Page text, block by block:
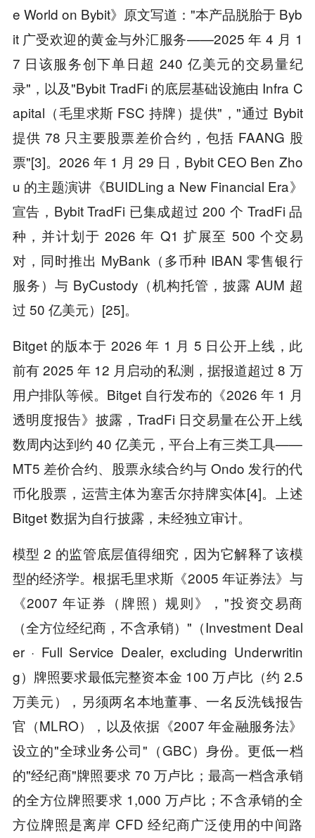
e World on Bybit》原文写道："本产品脱胎于 Byb
it 广受欢迎的黄金与外汇服务——2025 年 4 月 1
7 日该服务创下单日超 240 亿美元的交易量纪
录"，以及"Bybit TradFi 的底层基础设施由 Infra C
apital（毛里求斯 FSC 持牌）提供"，"通过 Bybit
提供 78 只主要股票差价合约，包括 FAANG 股
票"[3]。2026 年 1 月 29 日，Bybit CEO Ben Zho
u 的主题演讲《BUIDLing a New Financial Era》
宣告，Bybit TradFi 已集成超过 200 个 TradFi 品
种，并计划于 2026 年 Q1 扩展至 500 个交易
对，同时推出 MyBank（多币种 IBAN 零售银行
服务）与 ByCustody（机构托管，披露 AUM 超
过 50 亿美元）[25]。
Bitget 的版本于 2026 年 1 月 5 日公开上线，此
前有 2025 年 12 月启动的私测，据报道超过 8 万
用户排队等候。Bitget 自行发布的《2026 年 1 月
透明度报告》披露，TradFi 日交易量在公开上线
数周内达到约 40 亿美元，平台上有三类工具——
MT5 差价合约、股票永续合约与 Ondo 发行的代
币化股票，运营主体为塞舌尔持牌实体[4]。上述
Bitget 数据为自行披露，未经独立审计。
模型 2 的监管底层值得细究，因为它解释了该模
型的经济学。根据毛里求斯《2005 年证券法》与
《2007 年证券（牌照）规则》，"投资交易商
（全方位经纪商，不含承销）"（Investment Deal
er · Full Service Dealer, excluding Underwritin
g）牌照要求最低完整资本金 100 万卢比（约 2.5
万美元），另须两名本地董事、一名反洗钱报告
官（MLRO），以及依据《2007 年金融服务法》
设立的"全球业务公司"（GBC）身份。更低一档
的"经纪商"牌照要求 70 万卢比；最高一档含承销
的全方位牌照要求 1,000 万卢比；不含承销的全
方位牌照是离岸 CFD 经纪商广泛使用的中间路